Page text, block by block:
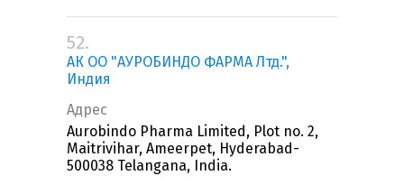
52.
АК ОО "АУРОБИНДО ФАРМА Лтд.",
Индия
Адрес
Aurobindo Pharma Limited, Plot no. 2,
Maitrivihar, Ameerpet, Hyderabad-
500038 Telangana, India.